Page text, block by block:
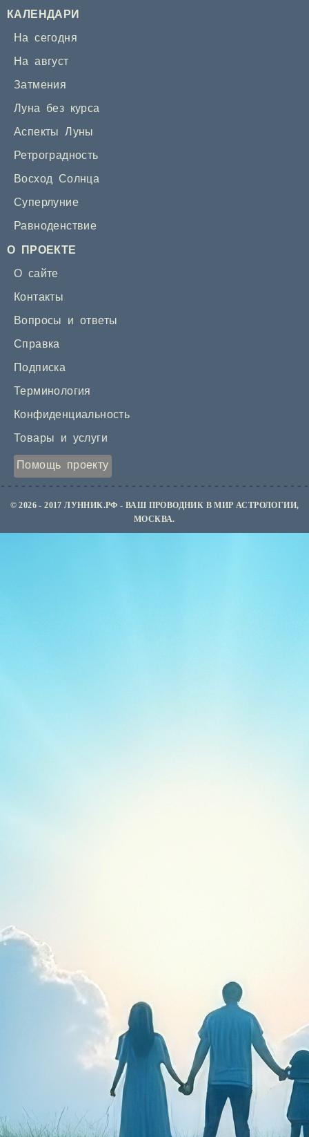
КАЛЕНДАРИ
На сегодня
На август
Затмения
Луна без курса
Аспекты Луны
Ретроградность
Восход Солнца
Суперлуние
Равноденствие
О ПРОЕКТЕ
О сайте
Контакты
Вопросы и ответы
Справка
Подписка
Терминология
Конфиденциальность
Товары и услуги
Помощь проекту
© 2026 - 2017 ЛУННИК.РФ - ВАШ ПРОВОДНИК В МИР АСТРОЛОГИИ,
МОСКВА.